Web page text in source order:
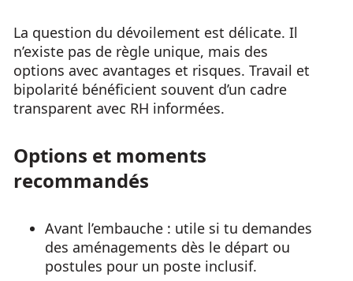
La question du dévoilement est délicate. Il
n’existe pas de règle unique, mais des
options avec avantages et risques. Travail et
bipolarité bénéficient souvent d’un cadre
transparent avec RH informées.
Options et moments
recommandés
Avant l’embauche : utile si tu demandes
des aménagements dès le départ ou
postules pour un poste inclusif.